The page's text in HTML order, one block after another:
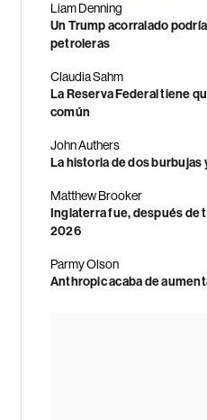
Liam Denning
Un Trump acorralado
petroleras
Claudia Sahm
La Reserva Federal tiene
común
John Authers
La historia de dos burbujas
Matthew Brooker
Inglaterra fue, después de
2026
Parmy Olson
Anthropic acaba de